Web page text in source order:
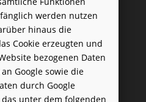
werden nutzen
hinaus die
Cookie erzeugten und
bezogenen Daten
Google sowie die
durch Google
unter dem folgenden